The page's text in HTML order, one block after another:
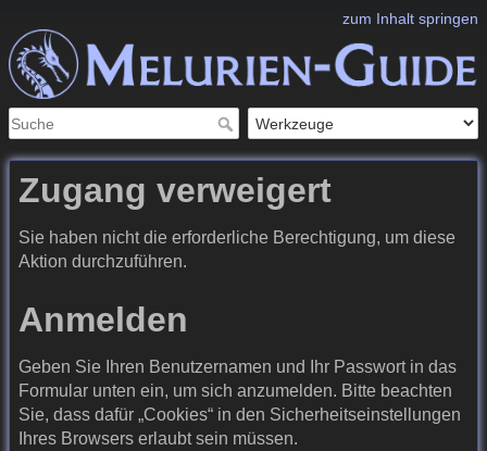
zum Inhalt springen
Zugang verweigert
Sie haben nicht die erforderliche Berechtigung, um diese
Aktion durchzuführen.
Anmelden
Geben Sie Ihren Benutzernamen und Ihr Passwort in das
Formular unten ein, um sich anzumelden. Bitte beachten
Sie, dass dafür „Cookies“ in den Sicherheitseinstellungen
Ihres Browsers erlaubt sein müssen.